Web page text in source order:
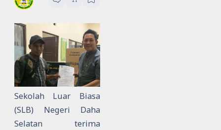
Sekolah Luar Biasa
(SLB) Negeri Daha
Selatan terima